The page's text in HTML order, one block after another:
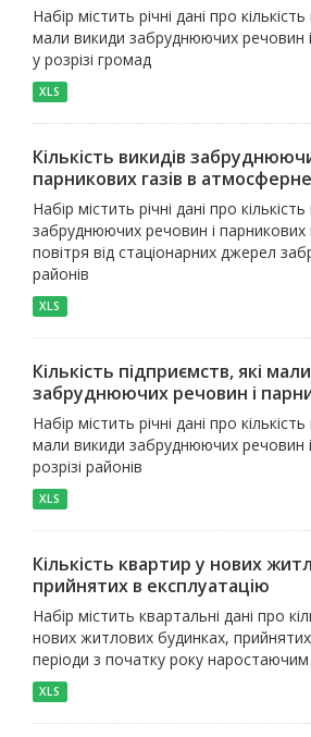
Набір містить річні дані про
мали викиди забруднюючих речовин
у розрізі громад
XLS
Кількість викидів
парникових газів в
Набір містить річні дані про кількість
забруднюючих речовин і парникових
повітря від стаціонарних джерел
районів
XLS
Кількість підприємств, які
забруднюючих речовин і
Набір містить річні дані про
мали викиди забруднюючих речовин
розрізі районів
XLS
Кількість квартир у нових
прийнятих в експлуатацію
Набір містить квартальні дані про
нових житлових будинках,
періоди з початку року
XLS